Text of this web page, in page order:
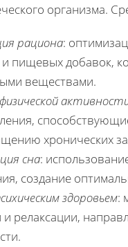
организма.
рациона:
и пищевых добавок,
веществами.
хронических
сна:
создание
здоровьем:
и релаксации,